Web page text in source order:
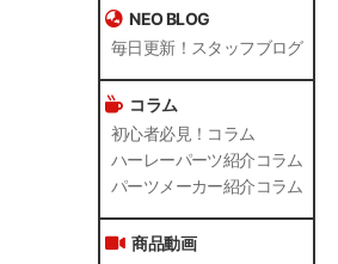
NEO BLOG
毎日更新！スタッフブログ
コラム
初心者必見！コラム
ハーレーパーツ紹介コラム
パーツメーカー紹介コラム
商品動画